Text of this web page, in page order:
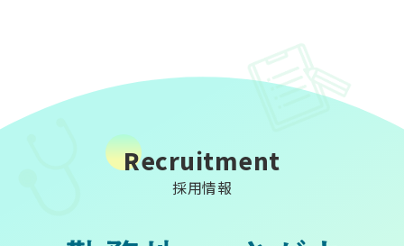
Recruitment
採用情報